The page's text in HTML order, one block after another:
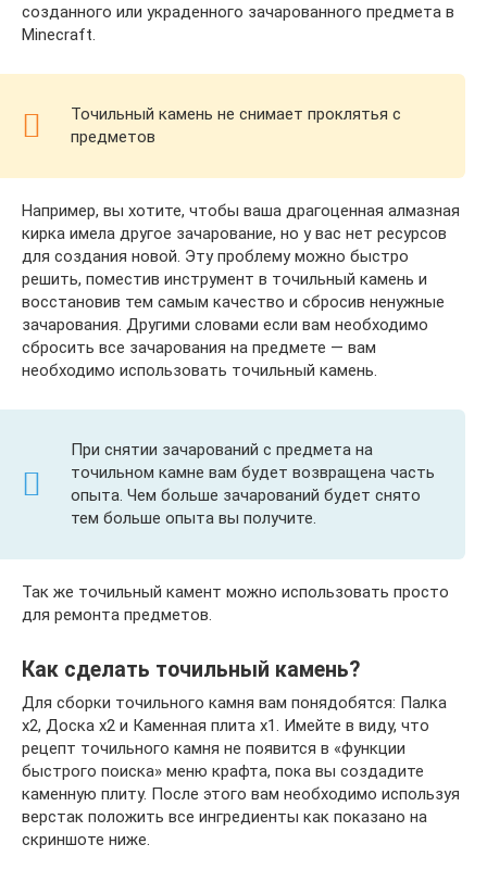
созданного или украденного зачарованного предмета в
Minecraft.
Точильный камень не снимает проклятья с
предметов
Например, вы хотите, чтобы ваша драгоценная алмазная
кирка имела другое зачарование, но у вас нет ресурсов
для создания новой. Эту проблему можно быстро
решить, поместив инструмент в точильный камень и
восстановив тем самым качество и сбросив ненужные
зачарования. Другими словами если вам необходимо
сбросить все зачарования на предмете — вам
необходимо использовать точильный камень.
При снятии зачарований с предмета на
точильном камне вам будет возвращена часть
опыта. Чем больше зачарований будет снято
тем больше опыта вы получите.
Так же точильный камент можно использовать просто
для ремонта предметов.
Как сделать точильный камень?
Для сборки точильного камня вам понядобятся: Палка
x2, Доска x2 и Каменная плита x1. Имейте в виду, что
рецепт точильного камня не появится в «функции
быстрого поиска» меню крафта, пока вы создадите
каменную плиту. После этого вам необходимо используя
верстак положить все ингредиенты как показано на
скриншоте ниже.